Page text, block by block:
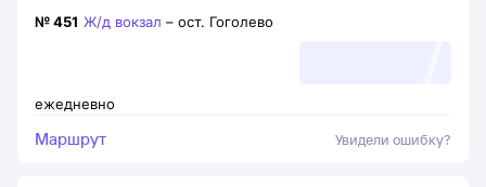
ежедневно
№451 Ж/д вокзал – ост. Гоголево
Маршрут Увидели ошибку?